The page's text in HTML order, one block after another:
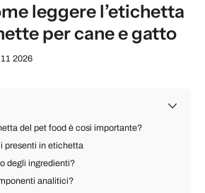
leggere l’etichetta
per cane e gatto
2026
del pet food è così importante?
presenti in etichetta
degli ingredienti?
analitici?